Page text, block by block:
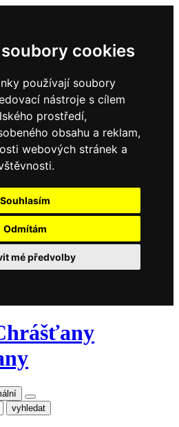
cookies
používají soubory
nástroje s cílem
prostředí,
obsahu a reklam,
webových stránek a
Souhlasím
Odmítám
mé předvolby